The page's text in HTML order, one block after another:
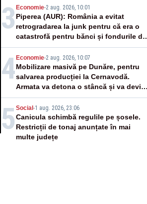
3 Economie-2 aug. 2026, 10:01
Piperea (AUR): România a evitat
retrogradarea la junk pentru că era o
catastrofă pentru bănci și fondurile de
pensii
4 Economie-2 aug. 2026, 10:07
Mobilizare masivă pe Dunăre, pentru
salvarea producției la Cernavodă.
Armata va detona o stâncă și va devia
apa fluviului - IMAGINI AERIENE
5 Social -1 aug. 2026, 23:06
Canicula schimbă regulile pe șosele.
Restricții de tonaj anunțate în mai
multe județe